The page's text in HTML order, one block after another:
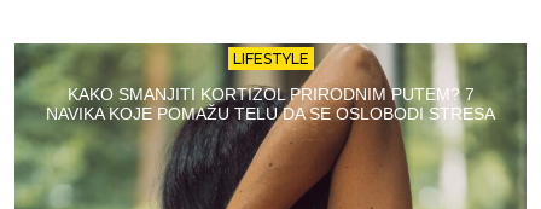
LIFESTYLE
KAKO SMANJITI KORTIZOL PRIRODNIM PUTEM? 7
NAVIKA KOJE POMAŽU TELU DA SE OSLOBODI STRESA